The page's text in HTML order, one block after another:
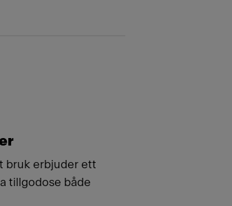
bruk erbjuder ett
tillgodose både